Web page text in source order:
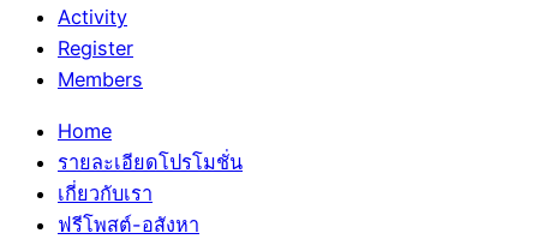
Activity
Register
Members
Home
รายละเอียดโปรโมชั่น
เกี่ยวกับเรา
ฟรีโพสต์-อสังหา